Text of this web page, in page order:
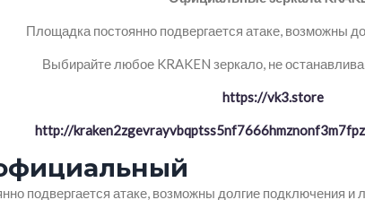
Площадка постоянно подвергается атаке, возможны
Выбирайте любое KRAKEN зеркало, не
https://vk3.store
http://
подвергается атаке, возможны долгие подключения и